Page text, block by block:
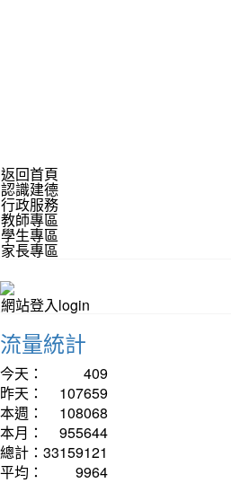
返回首頁
認識建德
行政服務
教師專區
學生專區
家長專區
網站登入login
流量統計
今天：
409
昨天：
107659
本週：
108068
本月：
955644
總計： 33159121
平均：
9964